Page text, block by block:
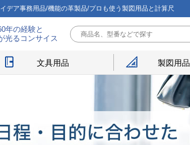
デア事務用品/機能の革製品/プロも使う製図用品と計算尺
年の経験と
光るコンサイス
文具用品 製図用品